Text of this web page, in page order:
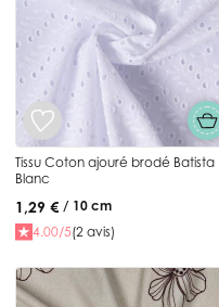
Tissu Coton ajouré brodé Batista
Blanc
1,29 € / 10 cm
4.00/5(2 avis)